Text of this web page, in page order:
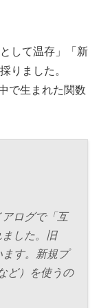
して温存」「新
りました。
で生まれた関数
ログで「互
した。旧
す。新規プ
ど）を使うの